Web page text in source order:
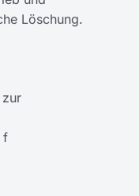
Löschung.
f